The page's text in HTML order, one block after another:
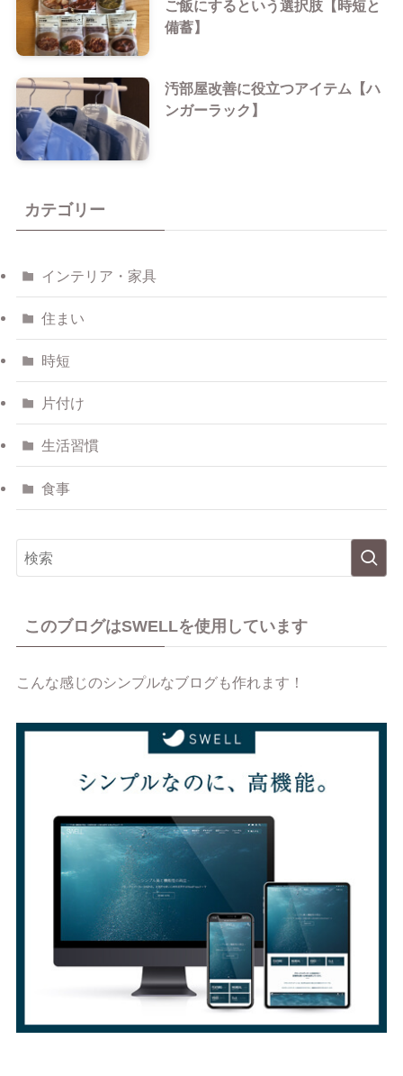
ご飯にするという選択肢【時短と
備蓄】
汚部屋改善に役立つアイテム【ハ
ンガーラック】
カテゴリー
インテリア・家具
住まい
時短
片付け
生活習慣
食事
このブログはSWELLを使用しています
こんな感じのシンプルなブログも作れます！